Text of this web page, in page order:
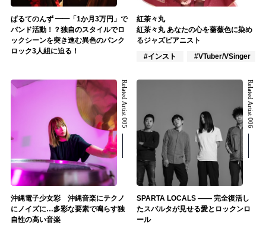
ぱるてのんず ━━「1か月3万円」で
バンド活動！？独自のスタイルでロ
ックシーンを突き進む異色のパンク
ロック3人組に迫る！
紅茶々丸
紅茶々丸 あなたの心を薔薇色に染め
るジャズピアニスト
#インスト
#VTuber/VSinger
Related Artist 005
沖縄電子少女彩 沖縄音楽にテクノ
にノイズに…多彩な要素で鳴らす独
自性の高い音楽
Related Artist 006
SPARTA LOCALS —— 完全復活し
たスパルタが見せる愛とロックンロ
ール